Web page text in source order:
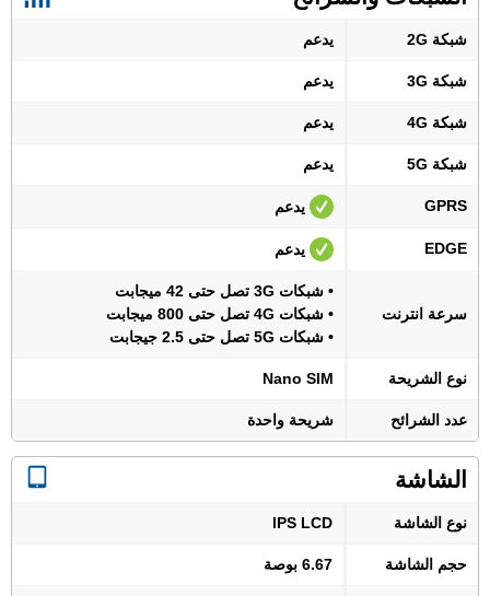
شبكة 2G يدعم
شبكة 3G يدعم
شبكة 4G يدعم
شبكة 5G يدعم
GPRS يدعم
EDGE يدعم
سرعة انترنت
• شبكات 3G تصل حتى 42 ميجابت
• شبكات 4G تصل حتى 800 ميجابت
• شبكات 5G تصل حتى 2.5 جيجابت
نوع الشريحة Nano SIM
عدد الشرائح شريحة واحدة
الشاشة
نوع الشاشة IPS LCD
حجم الشاشة 6.67 بوصة